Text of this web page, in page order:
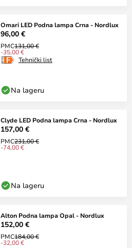
Omari LED Podna lampa Crna - Nordlux
96,00 €
PMC131,00 €
-35,00 €
Tehnički list
Na lageru
Clyde LED Podna lampa Crna - Nordlux
157,00 €
PMC231,00 €
-74,00 €
Na lageru
Alton Podna lampa Opal - Nordlux
152,00 €
PMC184,00 €
-32,00 €